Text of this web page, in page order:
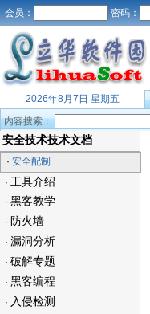
会员： 密码：
2026年8月7日 星期五
内容搜索：
安全技术技术文档
· 安全配制
· 工具介绍
· 黑客教学
· 防火墙
· 漏洞分析
· 破解专题
· 黑客编程
· 入侵检测